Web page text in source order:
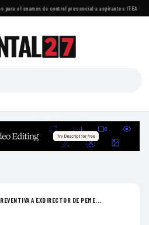
para el examen de control presencial a aspirantes·ITEA
A EXDIRECTOR DE PEME...